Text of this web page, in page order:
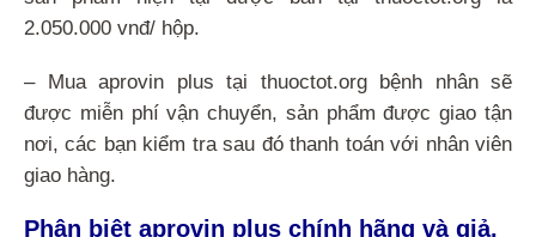
2.050.000 vnđ/ hộp.
– Mua aprovin plus tại thuoctot.org bệnh nhân sẽ
được miễn phí vận chuyển, sản phẩm được giao tận
nơi, các bạn kiểm tra sau đó thanh toán với nhân viên
giao hàng.
Phân biệt aprovin plus chính hãng và giả.